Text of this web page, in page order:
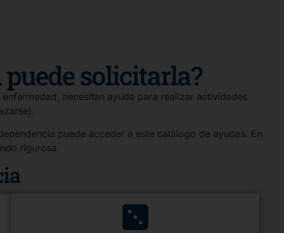
puede solicitarla?
necesitan ayuda para realizar actividades
puede acceder a este catálogo de ayudas. En
rigurosa.